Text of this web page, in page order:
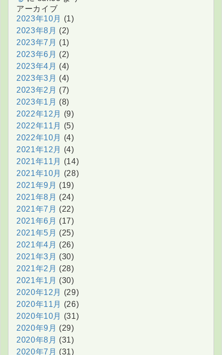
アーカイブ
2023年10月
(1)
2023年8月 (2)
2023年7月 (1)
2023年6月 (2)
2023年4月 (4)
2023年3月 (4)
2023年2月 (7)
2023年1月 (8)
2022年12月
(9)
2022年11月
(5)
2022年10月
(4)
2021年12月
(4)
2021年11月
(14)
2021年10月
(28)
2021年9月 (19)
2021年8月 (24)
2021年7月 (22)
2021年6月 (17)
2021年5月 (25)
2021年4月 (26)
2021年3月 (30)
2021年2月 (28)
2021年1月 (30)
2020年12月
(29)
2020年11月
(26)
2020年10月
(31)
2020年9月 (29)
2020年8月 (31)
2020年7月 (31)